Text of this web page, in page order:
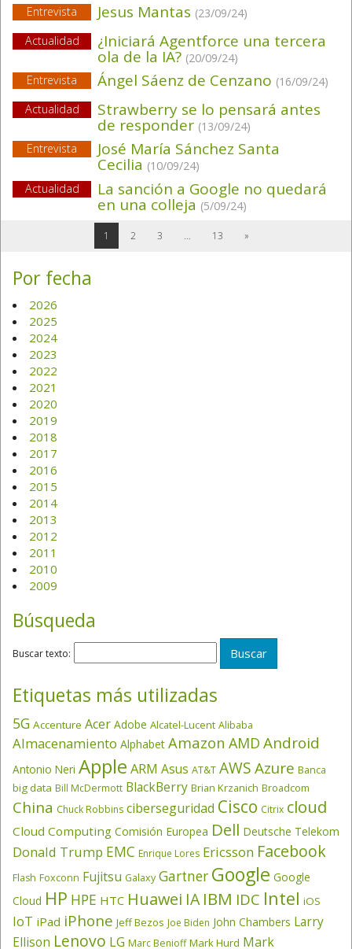
Entrevista
Jesus Mantas (23/09/24)
Actualidad
¿Iniciará Agentforce una tercera
ola de la IA? (20/09/24)
Entrevista
Ángel Sáenz de Cenzano (16/09/24)
Actualidad
Strawberry se lo pensará antes
de responder (13/09/24)
Entrevista
José María Sánchez Santa
Cecilia (10/09/24)
Actualidad
La sanción a Google no quedará
en una colleja (5/09/24)
1 2 3 … 13 »
Por fecha
2026
2025
2024
2023
2022
2021
2020
2019
2018
2017
2016
2015
2014
2013
2012
2011
2010
2009
Búsqueda
Buscar texto:
Etiquetas más utilizadas
5G Accenture Acer Adobe Alcatel-Lucent Alibaba
Almacenamiento Alphabet Amazon AMD Android
Antonio Neri Apple ARM Asus AT&T AWSAzure Banca
big data Bill McDermott BlackBerry Brian Krzanich Broadcom
China Chuck Robbins ciberseguridad Cisco Citrix cloud
Cloud Computing Comisión Europea Dell Deutsche Telekom
Donald Trump EMC Enrique Lores Ericsson Facebook
Flash Foxconn Fujitsu Galaxy Gartner Google Google
Cloud HP HPE HTC Huawei IA IBM IDC Intel iOS
IoT iPad iPhone Jeff Bezos Joe Biden John Chambers Larry
Ellison Lenovo LG Marc Benioff Mark Hurd Mark